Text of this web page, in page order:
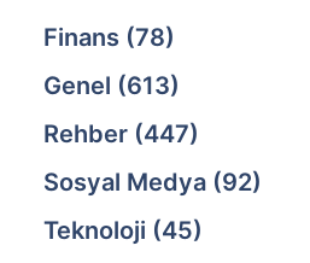
Finans (78)
Genel (613)
Rehber (447)
Sosyal Medya (92)
Teknoloji (45)